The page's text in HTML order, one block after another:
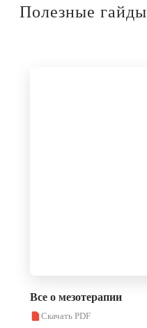
Полезные гайды
Все о мезотерапии
Скачать PDF